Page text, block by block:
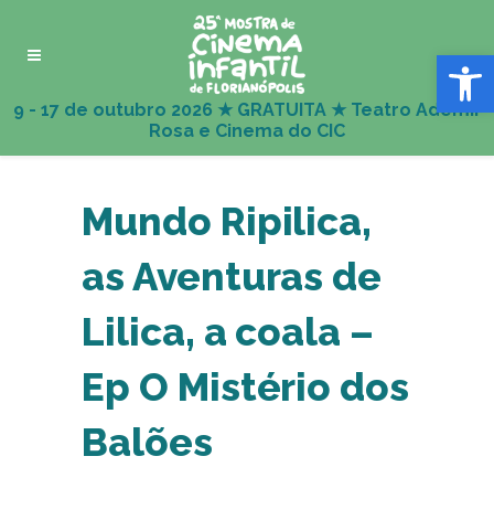
Abrir
Mundo Ripilica,
as Aventuras de
Lilica, a coala –
Ep O Mistério dos
Balões